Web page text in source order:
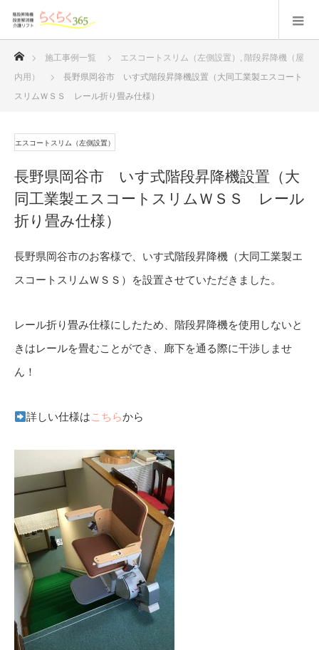
ホーム
施工事例一覧 エスコートスリム（左側設置） , 階段昇降機（屋
内用）
長野県岡谷市 いす式階段昇降機設置（大同工業製エスコート
スリムＷＳＳ レール折り畳み仕様）
エスコートスリム（左側設置）
長野県岡谷市 いす式階段昇降機設置（大
同工業製エスコートスリムＷＳＳ レール
折り畳み仕様）
長野県岡谷市のお客様で、いす式階段昇降機（大同工業製エ
スコートスリムＷＳＳ）を設置させていただきました。
レール折り畳み仕様にしたため、階段昇降機を使用しないと
きはレールを畳むことができ、廊下を通る際に干渉しませ
ん！
詳しい仕様はこちらから